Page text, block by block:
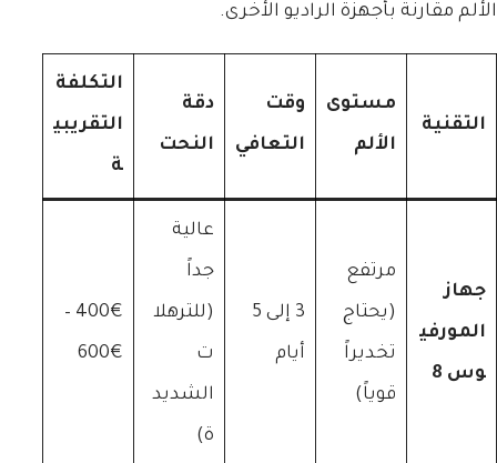
الألم مقارنة بأجهزة الراديو الأخرى.
التقنية
مستوى
الألم
وقت
التعافي
دقة
النحت
التكلفة
التقريبي
ة
جهاز
المورفي
وس 8
مرتفع
(يحتاج
تخديراً
قوياً)
3 إلى 5
أيام
عالية
جداً
(للترهلا
ت
الشديد
ة)
400€ –
600€